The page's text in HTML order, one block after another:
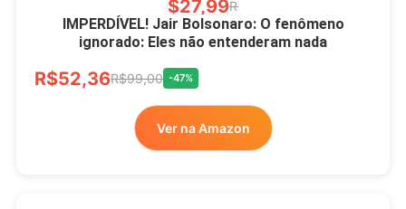
R$27,99R$49,00
IMPERDÍVEL! Jair Bolsonaro: O fenômeno
ignorado: Eles não entenderam nada
R$52,36R$99,00 -47%
Ver na Amazon